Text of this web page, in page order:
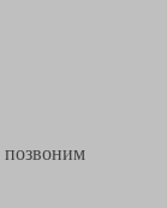
позвоним